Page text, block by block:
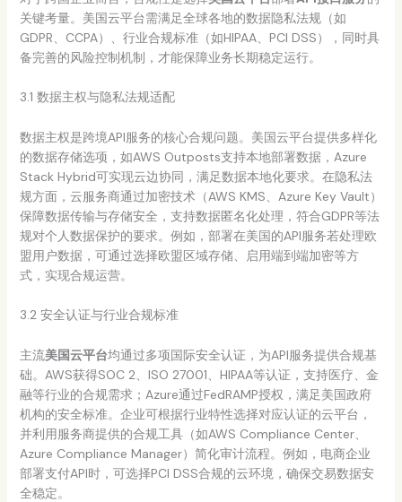
关键考量。美国云平台需满足全球各地的数据隐私法规（如
GDPR、CCPA）、行业合规标准（如HIPAA、PCI DSS），同时具
备完善的风险控制机制，才能保障业务长期稳定运行。
3.1 数据主权与隐私法规适配
数据主权是跨境API服务的核心合规问题。美国云平台提供多样化
的数据存储选项，如AWS Outposts支持本地部署数据，Azure
Stack Hybrid可实现云边协同，满足数据本地化要求。在隐私法
规方面，云服务商通过加密技术（AWS KMS、Azure Key Vault）
保障数据传输与存储安全，支持数据匿名化处理，符合GDPR等法
规对个人数据保护的要求。例如，部署在美国的API服务若处理欧
盟用户数据，可通过选择欧盟区域存储、启用端到端加密等方
式，实现合规运营。
3.2 安全认证与行业合规标准
主流美国云平台均通过多项国际安全认证，为API服务提供合规基
础。AWS获得SOC 2、ISO 27001、HIPAA等认证，支持医疗、金
融等行业的合规需求；Azure通过FedRAMP授权，满足美国政府
机构的安全标准。企业可根据行业特性选择对应认证的云平台，
并利用服务商提供的合规工具（如AWS Compliance Center、
Azure Compliance Manager）简化审计流程。例如，电商企业
部署支付API时，可选择PCI DSS合规的云环境，确保交易数据安
全稳定。